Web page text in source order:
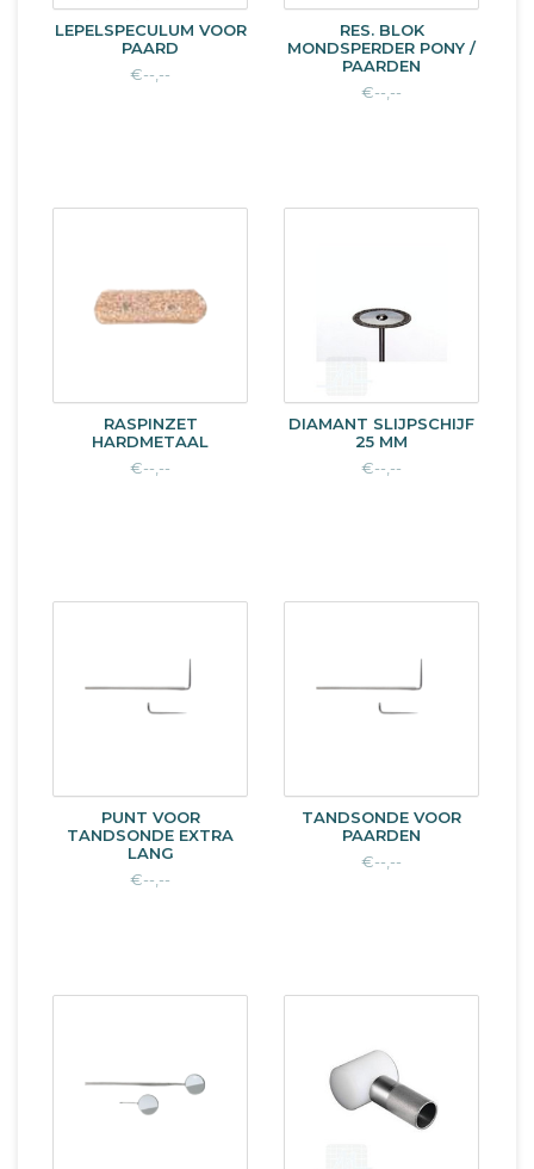
LEPELSPECULUM VOOR
PAARD
€--,--
RES. BLOK
MONDSPERDER PONY /
PAARDEN
€--,--
RASPINZET
HARDMETAAL
€--,--
DIAMANT SLIJPSCHIJF
25 MM
€--,--
PUNT VOOR
TANDSONDE EXTRA
LANG
€--,--
TANDSONDE VOOR
PAARDEN
€--,--